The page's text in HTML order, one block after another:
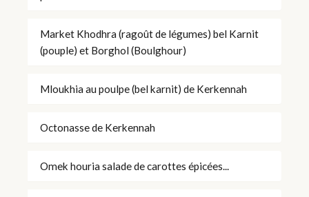
Market Khodhra (ragoût de légumes) bel Karnit
(pouple) et Borghol (Boulghour)
Mloukhia au poulpe (bel karnit) de Kerkennah
Octonasse de Kerkennah
Omek houria salade de carottes épicées...